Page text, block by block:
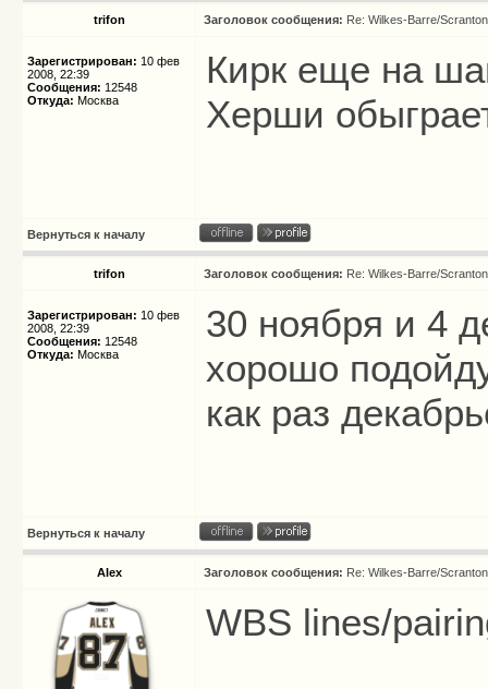
trifon Заголовок сообщения: Re: Wilkes-Barre/
Зарегистрирован: 10 фев
2008, 22:39
Сообщения: 12548
Откуда: Москва
Кирк еще на
Херши
Вернуться к началу
trifon Заголовок сообщения: Re: Wilkes-Barre/
Зарегистрирован: 10 фев
2008, 22:39
Сообщения: 12548
Откуда: Москва
30 ноября и 4
хорошо
как раз
Вернуться к началу
Alex Заголовок сообщения: Re: Wilkes-Barre/
WBS lines/